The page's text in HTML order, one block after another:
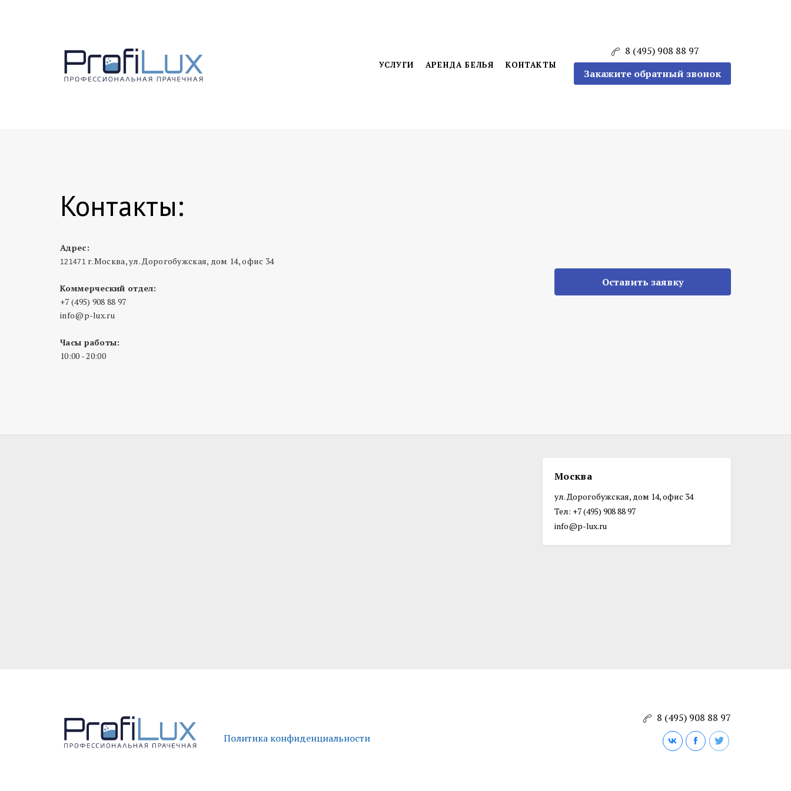
УСЛУГИ АРЕНДА БЕЛЬЯ КОНТАКТЫ
8 (495) 908 88 97
Закажите обратный звонок
Контакты:
Адрес:
121471 г.Москва, ул. Дорогобужская, дом 14, офис 34
Коммерческий отдел:
+7 (495) 908 88 97
info@p-lux.ru
Часы работы:
10:00 - 20:00
Оставить заявку
Москва
ул. Дорогобужская, дом 14, офис 34
Тел: +7 (495) 908 88 97
info@p-lux.ru
Политика конфиденциальности
8 (495) 908 88 97